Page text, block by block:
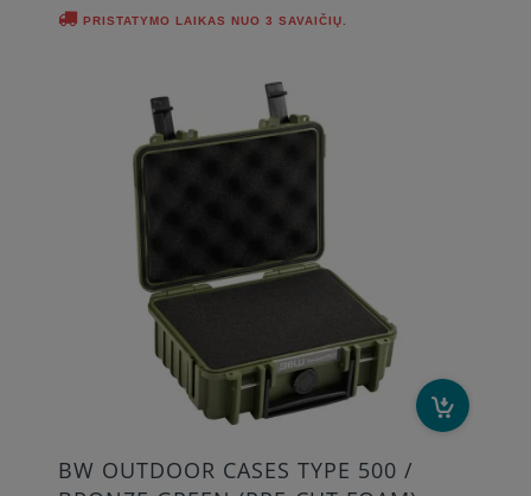
PRISTATYMO LAIKAS NUO 3 SAVAIČIŲ.
BW OUTDOOR CASES TYPE 500 /